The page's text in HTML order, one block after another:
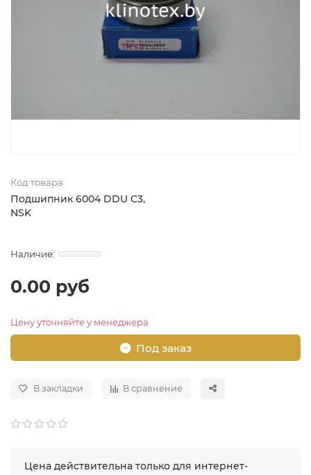
Код товара
Подшипник 6004 DDU C3,
NSK
0.00 руб
Цену уточняйте у менеджера
Под заказ
В закладки В сравнение
Цена действительна только для интернет-